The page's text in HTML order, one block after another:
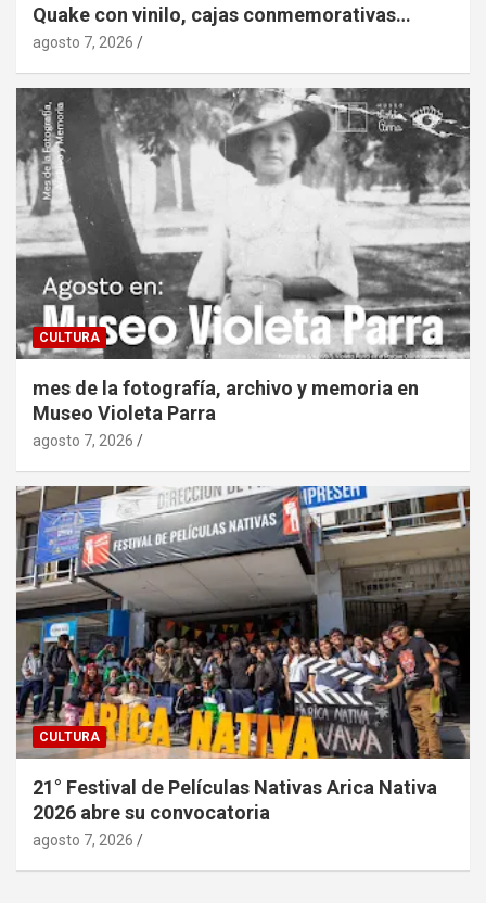
Quake con vinilo, cajas conmemorativas…
agosto 7, 2026
CULTURA
mes de la fotografía, archivo y memoria en
Museo Violeta Parra
agosto 7, 2026
CULTURA
21° Festival de Películas Nativas Arica Nativa
2026 abre su convocatoria
agosto 7, 2026